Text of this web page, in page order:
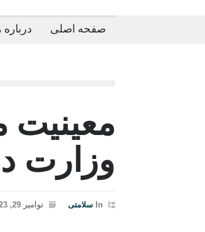
صفحه اصلی درباره
معینیت
وزارت
In سلامتی نوامبر 29, 2023